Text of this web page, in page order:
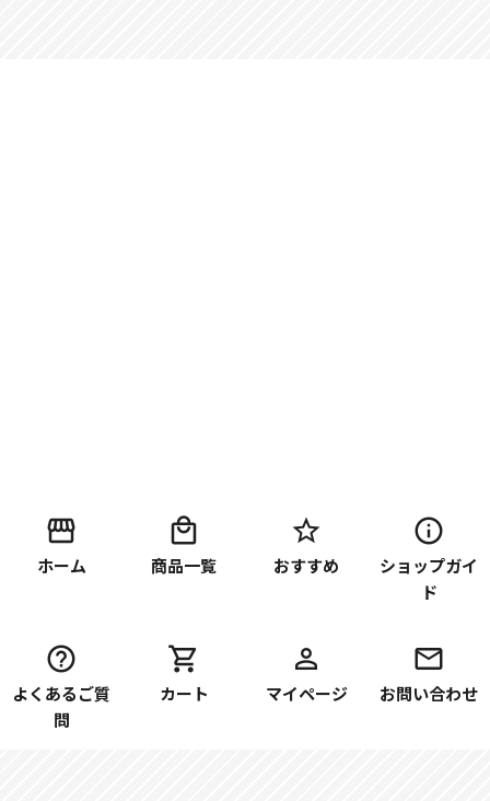
ホーム 商品一覧 おすすめ
ショップガイ
ド
よくあるご質
問
カート マイページ お問い合わせ